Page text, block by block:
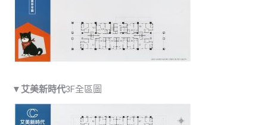
▼ 艾美新時代3F全區圖